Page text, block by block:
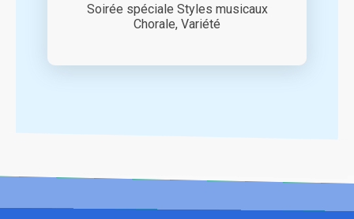
Soirée spéciale Styles musicaux
Chorale, Variété